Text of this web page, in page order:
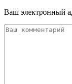
Ваш электронный